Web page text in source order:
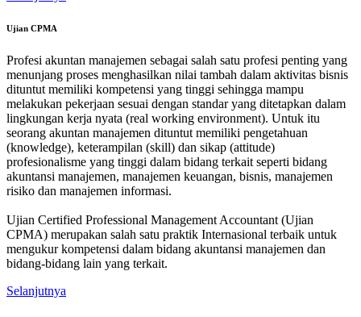
Ujian CPMA
Profesi akuntan manajemen sebagai salah satu profesi penting yang
menunjang proses menghasilkan nilai tambah dalam aktivitas bisnis
dituntut memiliki kompetensi yang tinggi sehingga mampu
melakukan pekerjaan sesuai dengan standar yang ditetapkan dalam
lingkungan kerja nyata (real working environment). Untuk itu
seorang akuntan manajemen dituntut memiliki pengetahuan
(knowledge), keterampilan (skill) dan sikap (attitude)
profesionalisme yang tinggi dalam bidang terkait seperti bidang
akuntansi manajemen, manajemen keuangan, bisnis, manajemen
risiko dan manajemen informasi.
Ujian Certified Professional Management Accountant (Ujian
CPMA) merupakan salah satu praktik Internasional terbaik untuk
mengukur kompetensi dalam bidang akuntansi manajemen dan
bidang-bidang lain yang terkait.
Selanjutnya